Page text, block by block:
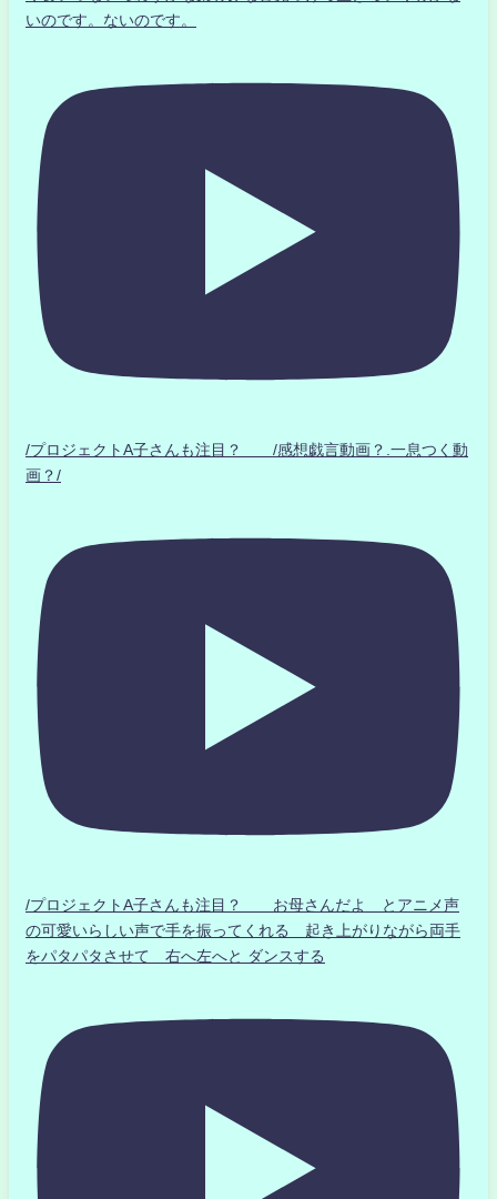
いのです。ないのです。
/プロジェクトA子さんも注目？ /感想戯言動画？.一息つく動
画？/
/プロジェクトA子さんも注目？ お母さんだよ とアニメ声
の可愛いらしい声で手を振ってくれる 起き上がりながら両手
をパタパタさせて 右へ左へと ダンスする